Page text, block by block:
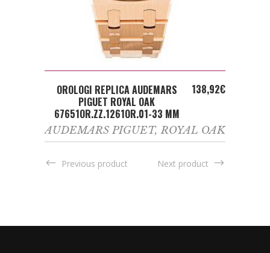
ADD TO CART
OROLOGI REPLICA AUDEMARS
PIGUET ROYAL OAK
67651OR.ZZ.1261OR.01-33 MM
138,92€
AUDEMARS PIGUET, ROYAL OAK
Previous product Next product